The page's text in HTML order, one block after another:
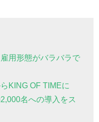
用形態がバラバラで
KING OF TIMEに
名への導入をス